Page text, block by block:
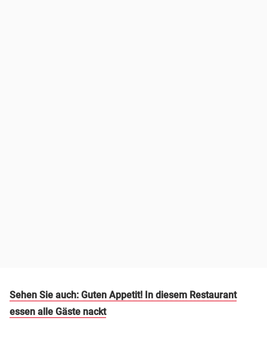
Sehen Sie auch: Guten Appetit! In diesem Restaurant
essen alle Gäste nackt